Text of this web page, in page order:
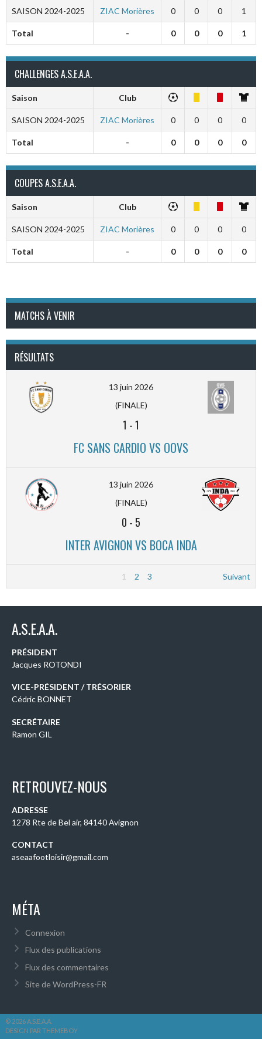
SAISON 2024-2025 ZIAC Morières 0 0 0 1
Total - 0 0 0 1
CHALLENGES A.S.E.A.A.
Saison Club
SAISON 2024-2025 ZIAC Morières 0 0 0 0
Total - 0 0 0 0
COUPES A.S.E.A.A.
Saison Club
SAISON 2024-2025 ZIAC Morières 0 0 0 0
Total - 0 0 0 0
MATCHS À VENIR
RÉSULTATS
13 juin 2026
(FINALE)
1 -1
FC SANS CARDIO VS OOVS
13 juin 2026
(FINALE)
0 - 5
INTER AVIGNON VS BOCA INDA
1 2 3 Suivant
A.S.E.A.A.
PRÉSIDENT
Jacques ROTONDI
VICE-PRÉSIDENT / TRÉSORIER
Cédric BONNET
SECRÉTAIRE
Ramon GIL
RETROUVEZ-NOUS
ADRESSE
1278 Rte de Bel air, 84140 Avignon
CONTACT
aseaafootloisir@gmail.com
MÉTA
Connexion
Flux des publications
Flux des commentaires
Site de WordPress-FR
© 2026 A.S.E.A.A.
DESIGN PAR THEMEBOY